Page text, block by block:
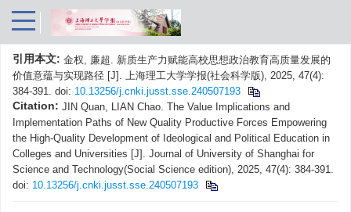
引用本文: 金权, 廉超. 新质生产力赋能高校思想政治教育高质量发展的
价值意蕴与实现路径 [J]. 上海理工大学学报(社会科学版), 2025, 47(4):
384-391. doi: 10.13256/j.cnki.jusst.sse.240507193
Citation: JIN Quan, LIAN Chao. The Value Implications and
Implementation Paths of New Quality Productive Forces Empowering
the High-Quality Development of Ideological and Political Education in
Colleges and Universities [J]. Journal of University of Shanghai for
Science and Technology(Social Science edition), 2025, 47(4): 384-391.
doi: 10.13256/j.cnki.jusst.sse.240507193